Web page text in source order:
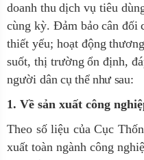
doanh thu dịch vụ tiêu
cùng kỳ. Đảm bảo cân đối
thiết yếu; hoạt động thương
suốt, thị trường ổn định,
người dâncụ thể như sau:
1. Về sản xuất công
Theo số liệu của Cục
xuất toàn ngành công